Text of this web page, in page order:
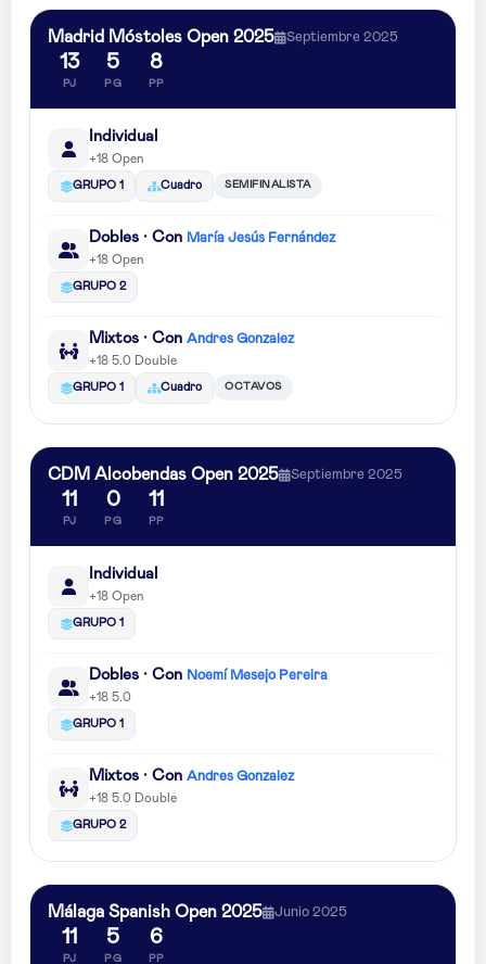
Madrid Móstoles Open 2025 Septiembre 2025
13
PJ
5
PG
8
PP
Individual
+18 Open
GRUPO 1 Cuadro SEMIFINALISTA
Dobles · Con María Jesús Fernández
+18 Open
GRUPO 2
Mixtos · Con Andres Gonzalez
+18 5.0 Double
GRUPO 1 Cuadro OCTAVOS
CDM Alcobendas Open 2025 Septiembre 2025
11
PJ
0
PG
11
PP
Individual
+18 Open
GRUPO 1
Dobles · Con Noemí Mesejo Pereira
+18 5.0
GRUPO 1
Mixtos · Con Andres Gonzalez
+18 5.0 Double
GRUPO 2
Málaga Spanish Open 2025 Junio 2025
11
PJ
5
PG
6
PP